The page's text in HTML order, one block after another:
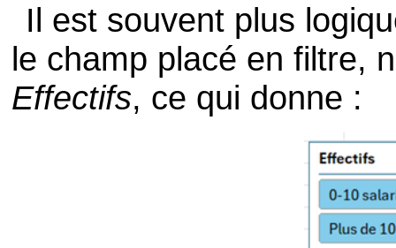
Il est souvent plus
le champ placé en filtre,
Effectifs, ce qui donne :